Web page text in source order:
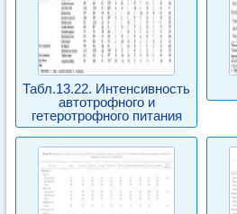
Табл.13.22. Интенсивность
автотрофного и
гетеротрофного питания